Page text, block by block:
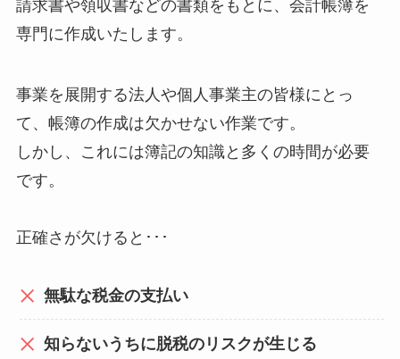
請求書や領収書などの書類をもとに、会計帳簿を
専門に作成いたします。
事業を展開する法人や個人事業主の皆様にとっ
て、帳簿の作成は欠かせない作業です。
しかし、これには簿記の知識と多くの時間が必要
です。
正確さが欠けると･･･
無駄な税金の支払い
知らないうちに脱税のリスクが生じる